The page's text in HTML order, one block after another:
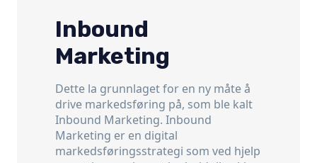
Inbound
Marketing
Dette la grunnlaget for en ny måte å
drive markedsføring på, som ble kalt
Inbound Marketing. Inbound
Marketing er en digital
markedsføringsstrategi som ved hjelp